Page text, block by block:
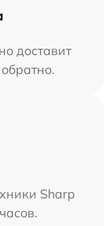
доставит
Sharp